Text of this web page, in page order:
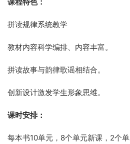
拼读规律系统教学
教材内容科学编排、内容丰富。
拼读故事与韵律歌谣相结合。
创新设计激发学生形象思维。
课时安排：
每本书10单元，8个单元新课，2个单